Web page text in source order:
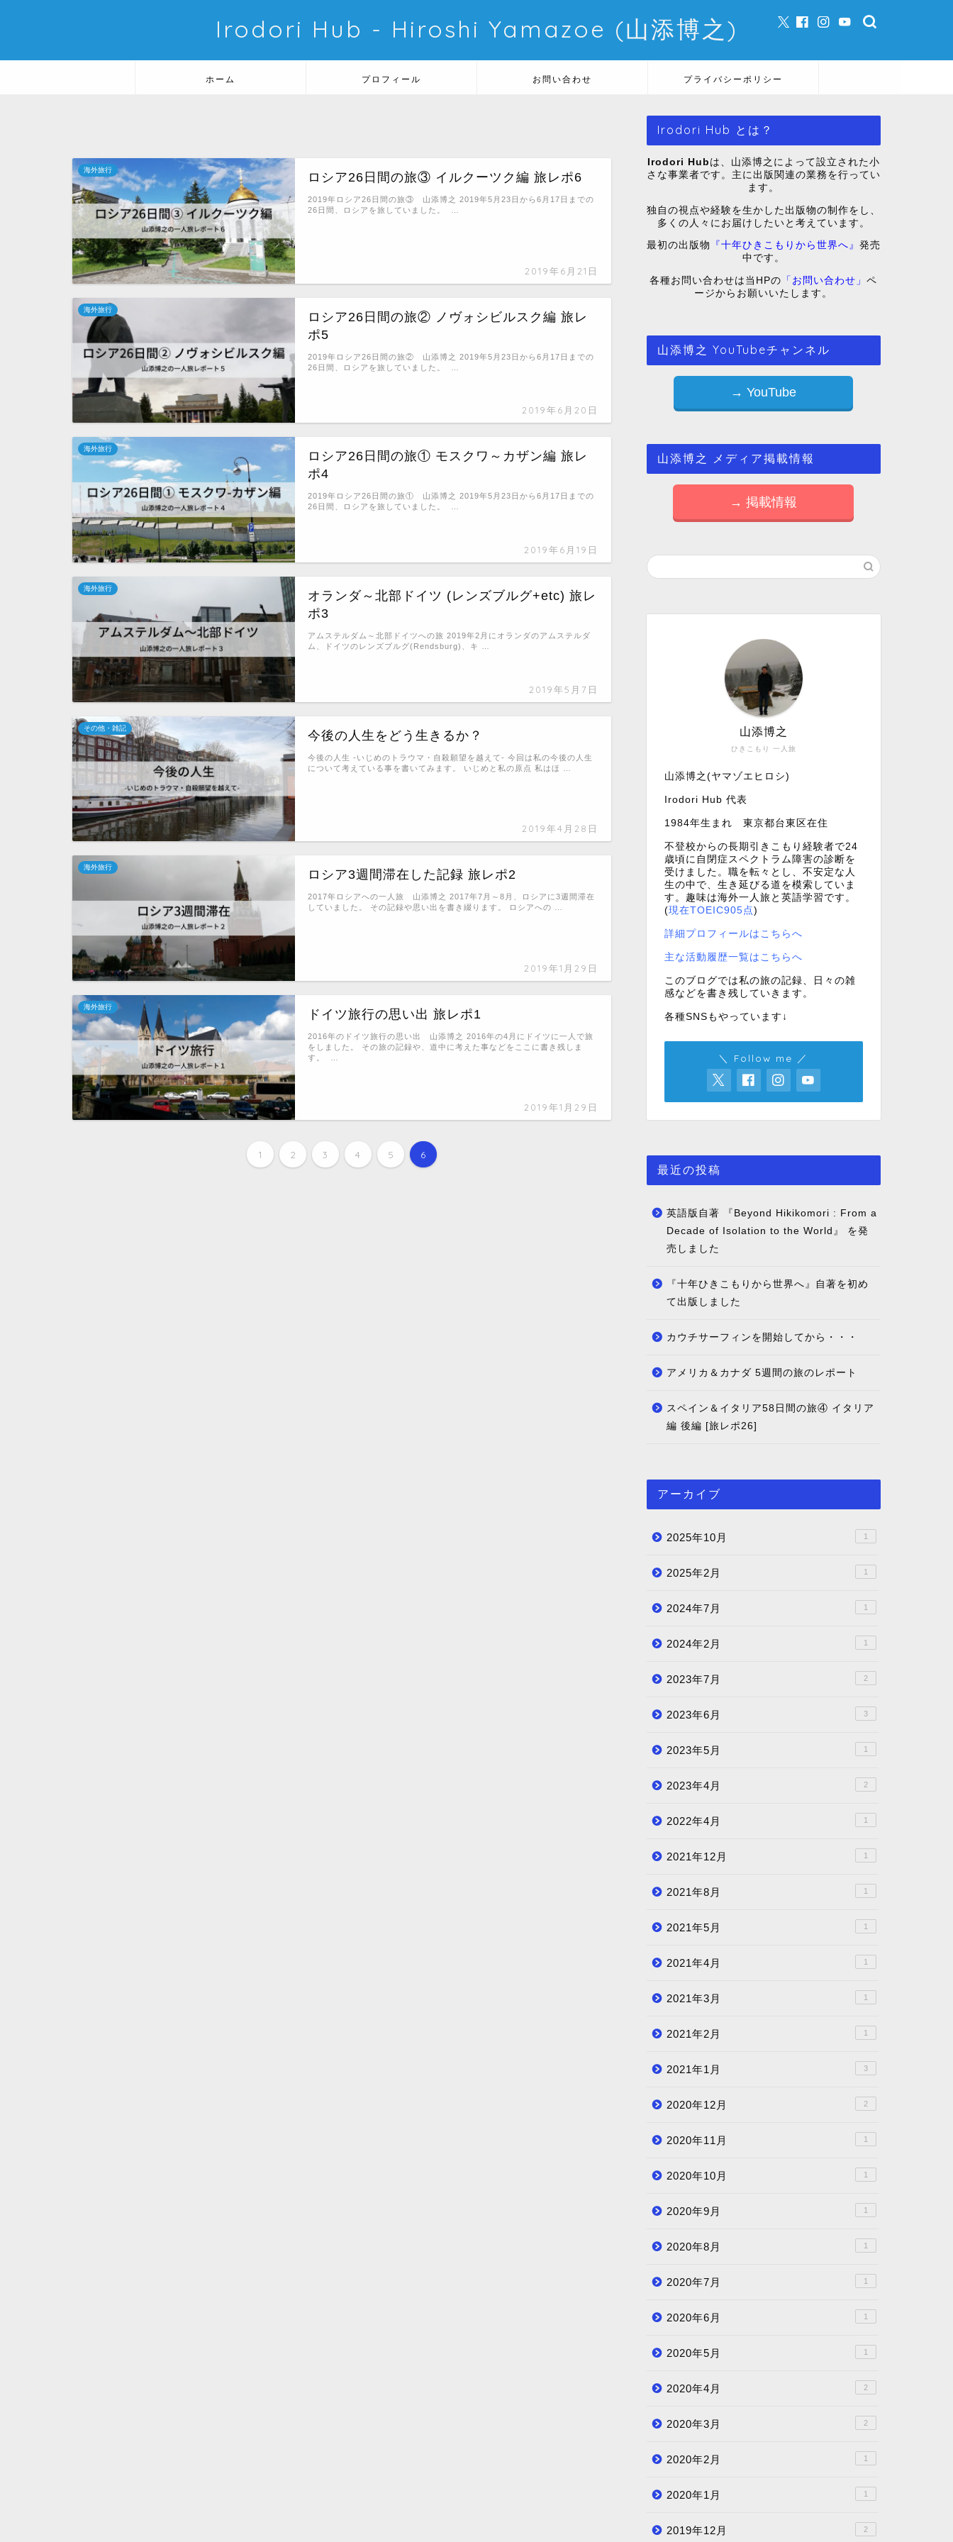
Irodori Hub - Hiroshi Yamazoe (山添博之)
ホーム プロフィール お問い合わせ プライバシーポリシー
海外旅行
ロシア26日間の旅③ イルクーツク編 旅レポ6
2019年6月21日
2019年ロシア26日間の旅③ 山添博之 2019年5月23日から6月17日までの
26日間、ロシアを旅していました。 …
海外旅行
ロシア26日間の旅② ノヴォシビルスク編 旅レ
ポ5
2019年6月20日
2019年ロシア26日間の旅② 山添博之 2019年5月23日から6月17日までの
26日間、ロシアを旅していました。 …
海外旅行
ロシア26日間の旅① モスクワ～カザン編 旅レ
ポ4
2019年6月19日
2019年ロシア26日間の旅① 山添博之 2019年5月23日から6月17日までの
26日間、ロシアを旅していました。 …
海外旅行
オランダ～北部ドイツ (レンズブルグ+etc) 旅レ
ポ3
2019年5月7日
アムステルダム～北部ドイツへの旅 2019年2月にオランダのアムステルダ
ム、ドイツのレンズブルグ(Rendsburg)、キ …
その他・雑記
今後の人生をどう生きるか？
2019年4月28日
今後の人生 -いじめのトラウマ・自殺願望を越えて- 今回は私の今後の人生
について考えている事を書いてみます。 いじめと私の原点 私はほ …
海外旅行
ロシア3週間滞在した記録 旅レポ2
2019年1月29日
2017年ロシアへの一人旅 山添博之 2017年7月～8月、ロシアに3週間滞在
していました。 その記録や思い出を書き綴ります。 ロシアへの …
海外旅行
ドイツ旅行の思い出 旅レポ1
2019年1月29日
2016年のドイツ旅行の思い出 山添博之 2016年の4月にドイツに一人で旅
をしました。 その旅の記録や、道中に考えた事などをここに書き残しま
す。 …
1 2 3 4 5 6
Irodori Hub とは？
Irodori Hub は、山添博之によって設立された小
さな事業者です。主に出版関連の業務を行ってい
ます。
独自の視点や経験を生かした出版物の制作をし、
多くの人々にお届けしたいと考えています。
最初の出版物 『十年ひきこもりから世界へ』 発売
中です。
各種お問い合わせは当HPの 「お問い合わせ」ペ
ージからお願いいたします。
山添博之 YouTubeチャンネル
→ YouTube
山添博之 メディア掲載情報
→ 掲載情報
ひきこもり 一人旅
山添博之
山添博之(ヤマゾエヒロシ)
Irodori Hub 代表
1984年生まれ 東京都台東区在住
不登校からの長期引きこもり経験者で24
歳頃に自閉症スペクトラム障害の診断を
受けました。職を転々とし、不安定な人
生の中で、生き延びる道を模索していま
す。趣味は海外一人旅と英語学習です。
(現在TOEIC905点)
詳細プロフィールはこちらへ
主な活動履歴一覧はこちらへ
このブログでは私の旅の記録、日々の雑
感などを書き残していきます。
各種SNSもやっています↓
＼ Follow me ／
最近の投稿
英語版自著 『Beyond Hikikomori : From a
Decade of Isolation to the World』 を発
売しました
『十年ひきこもりから世界へ』自著を初め
て出版しました
カウチサーフィンを開始してから・・・
アメリカ＆カナダ 5週間の旅のレポート
スペイン＆イタリア58日間の旅④ イタリア
編 後編 [旅レポ26]
アーカイブ
2025年10月 1
2025年2月 1
2024年7月 1
2024年2月 1
2023年7月 2
2023年6月 3
2023年5月 1
2023年4月 2
2022年4月 1
2021年12月 1
2021年8月 1
2021年5月 1
2021年4月 1
2021年3月 1
2021年2月 1
2021年1月 3
2020年12月 2
2020年11月 1
2020年10月 1
2020年9月 1
2020年8月 1
2020年7月 1
2020年6月 1
2020年5月 1
2020年4月 2
2020年3月 2
2020年2月 1
2020年1月 1
2019年12月 2